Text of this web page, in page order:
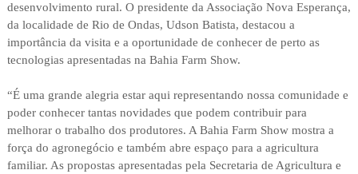
desenvolvimento rural. O presidente da Associação Nova Esperança,
da localidade de Rio de Ondas, Udson Batista, destacou a
importância da visita e a oportunidade de conhecer de perto as
tecnologias apresentadas na Bahia Farm Show.
“É uma grande alegria estar aqui representando nossa comunidade e
poder conhecer tantas novidades que podem contribuir para
melhorar o trabalho dos produtores. A Bahia Farm Show mostra a
força do agronegócio e também abre espaço para a agricultura
familiar. As propostas apresentadas pela Secretaria de Agricultura e